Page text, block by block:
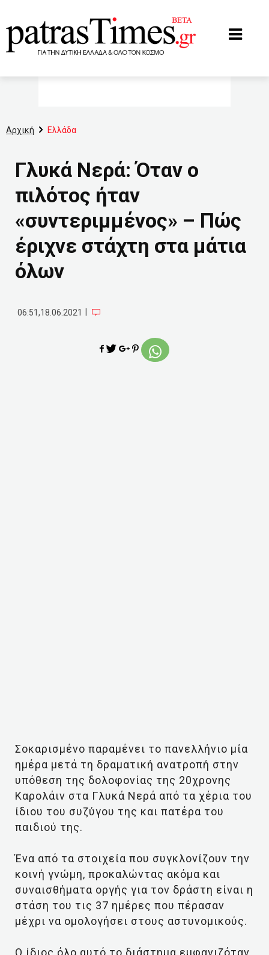
Αρχική Ελλάδα
Γλυκά Νερά: Όταν ο
πιλότος ήταν
«συντεριμμένος» – Πώς
έριχνε στάχτη στα μάτια
όλων
06:51,18.06.2021
Σοκαρισμένο παραμένει το πανελλήνιο μία
ημέρα μετά τη δραματική ανατροπή στην
υπόθεση της δολοφονίας της 20χρονης
Καρολάιν στα Γλυκά Νερά από τα χέρια του
ίδιου του συζύγου της και πατέρα του
παιδιού της.
Ένα από τα στοιχεία που συγκλονίζουν την
κοινή γνώμη, προκαλώντας ακόμα και
συναισθήματα οργής για τον δράστη είναι η
στάση του τις 37 ημέρες που πέρασαν
μέχρι να ομολογήσει στους αστυνομικούς.
Ο ίδιος όλο αυτό το διάστημα εμφανιζόταν